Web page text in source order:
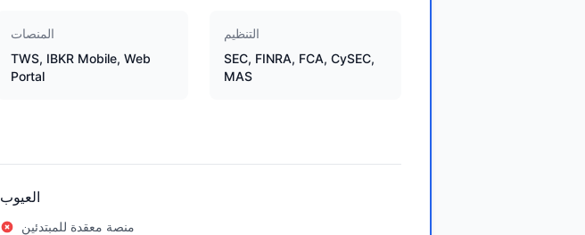
المنصات
TWS, IBKR Mobile, Web
Portal
التنظيم
SEC, FINRA, FCA, CySEC,
MAS
العيوب
منصة معقدة للمبتدئين